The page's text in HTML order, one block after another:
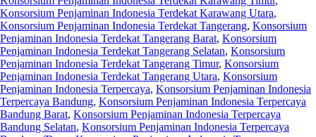
Konsorsium Penjaminan Indonesia Terdekat Karawang Utara,
Konsorsium Penjaminan Indonesia Terdekat Tangerang, Konsorsium
Penjaminan Indonesia Terdekat Tangerang Barat, Konsorsium
Penjaminan Indonesia Terdekat Tangerang Selatan, Konsorsium
Penjaminan Indonesia Terdekat Tangerang Timur, Konsorsium
Penjaminan Indonesia Terdekat Tangerang Utara, Konsorsium
Penjaminan Indonesia Terpercaya, Konsorsium Penjaminan Indonesia
Terpercaya Bandung, Konsorsium Penjaminan Indonesia Terpercaya
Bandung Barat, Konsorsium Penjaminan Indonesia Terpercaya
Bandung Selatan, Konsorsium Penjaminan Indonesia Terpercaya